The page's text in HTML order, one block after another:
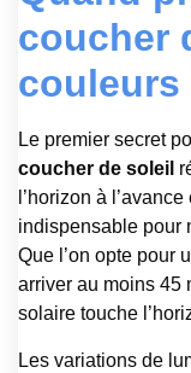
coucher
couleurs
Le premier secret
coucher de soleil
l’horizon à
indispensable pour
Que l’on opte pour
arriver au moins 45
solaire touche
Les variations de